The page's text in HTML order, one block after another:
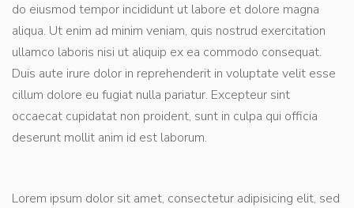
do eiusmod tempor incididunt ut labore et dolore magna
aliqua. Ut enim ad minim veniam, quis nostrud exercitation
ullamco laboris nisi ut aliquip ex ea commodo consequat.
Duis aute irure dolor in reprehenderit in voluptate velit esse
cillum dolore eu fugiat nulla pariatur. Excepteur sint
occaecat cupidatat non proident, sunt in culpa qui officia
deserunt mollit anim id est laborum.
Lorem ipsum dolor sit amet, consectetur adipisicing elit, sed